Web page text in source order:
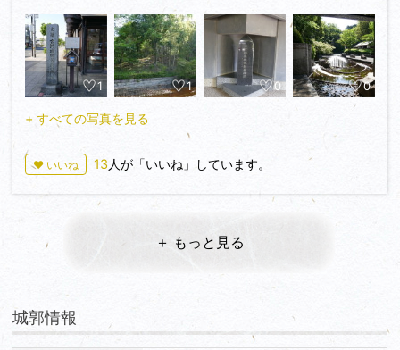
本丸などの主要部は河川敷になってしまいましたが、諏訪曲
輪や建造物が残っているので、かなり楽しめました！！
グーグルマップにも門跡や櫓跡などいろいろ出ている。
これ、前からあったっけ？
なんにせよ、古河城もう一度行かねばなりませんな。
何気なしに歩くのと、どこに何があったのか分かっていて
古河歴史博物館では特別展をやっていて、刀剣乱舞の堀川圀廣
との
コラボをやっていました。刀剣の展示もいっぱいあったのです
堀川圀廣といってもいろいろあるようです。古河城の模型もあ
博物館自体が出城の諏訪原曲輪跡に建てられています。
1 1 0 0
+ すべての写真を見る
♥ いいね 13 人が「いいね」しています。
＋ もっと見る
城郭情報